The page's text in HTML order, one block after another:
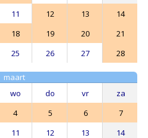
11 12 13
14
18 19 20
21
25 26 27 28
maart
wo do vr
za
4 5 6
7
11 12 13
14